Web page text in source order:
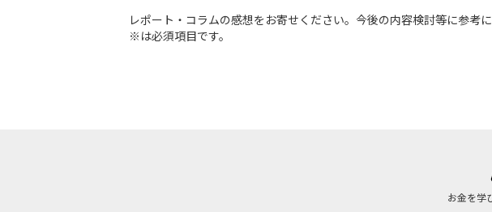
レポート・コラムの感想をお寄せください。今後の内容検討等に参考に
※は必須項目です。
お金を学